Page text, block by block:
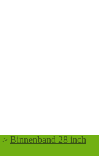
> Binnenband 28 inch